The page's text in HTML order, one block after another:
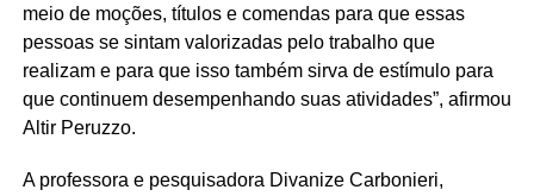
meio de moções, títulos e comendas para que essas
pessoas se sintam valorizadas pelo trabalho que
realizam e para que isso também sirva de estímulo para
que continuem desempenhando suas atividades”, afirmou
Altir Peruzzo.
A professora e pesquisadora Divanize Carbonieri,